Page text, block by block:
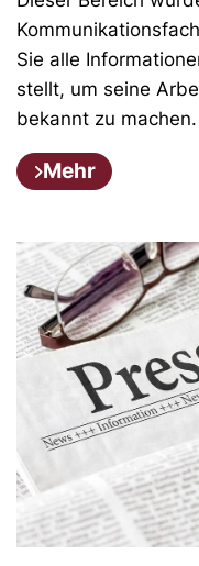
Sie alle
stellt, um seine
bekannt zu machen.
Mehr